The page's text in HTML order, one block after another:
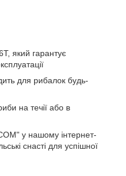
який гарантує
для рибалок будь-
на течії або в
у нашому інтернет-
снасті для успішної